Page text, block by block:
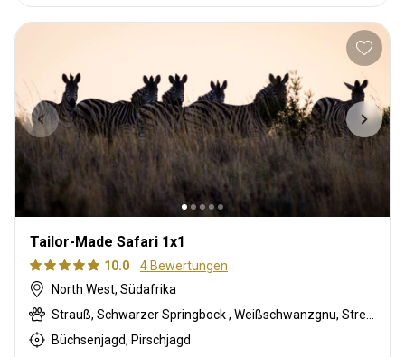
Tailor-Made Safari 1x1
10.0
4 Bewertungen
North West, Südafrika
Büchsenjagd, Pirschjagd